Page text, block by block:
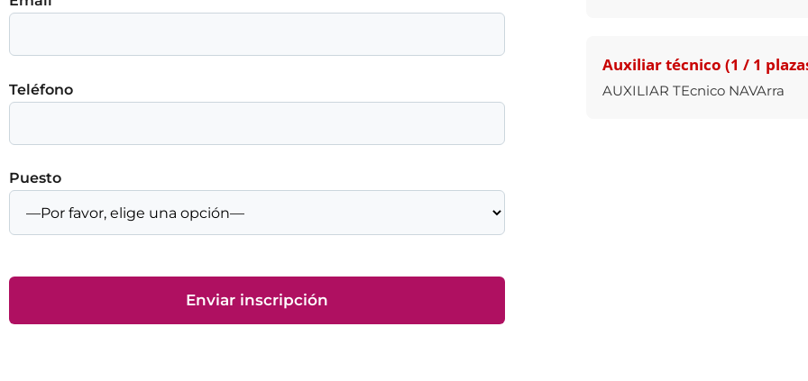
Teléfono
Puesto
Auxiliar técnico (1 / 1
AUXILIAR TEcnico NAVArra